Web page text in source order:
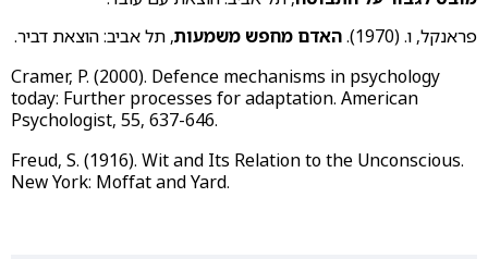
פראנקל, ו. (1970).
האדם מחפש משמעות, תל אביב: הוצאת דביר.
Cramer, P. (2000). Defence mechanisms in psychology
today: Further processes foradaptation. American
Psychologist, 55, 637-646.
Freud, S. (1916). Wit and Its Relation to the Unconscious.
New York: Moffat and Yard.